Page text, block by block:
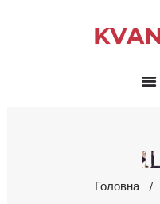
Головна
ГОЛОВНА
БЛОГ